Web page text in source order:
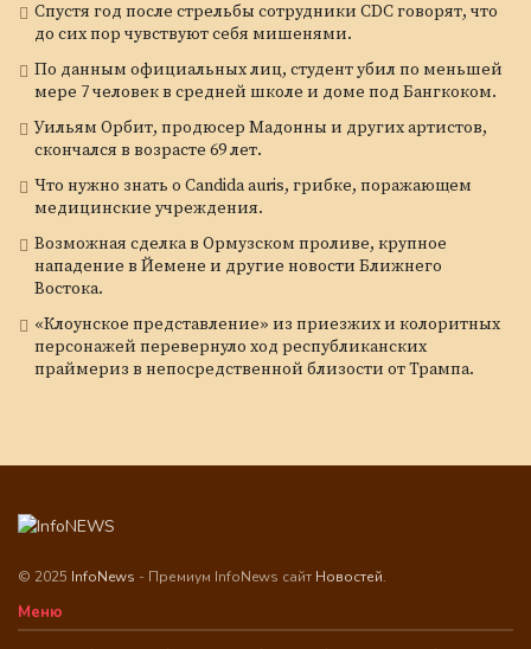
Спустя год после стрельбы сотрудники CDC говорят, что
до сих пор чувствуют себя мишенями.
По данным официальных лиц, студент убил по меньшей
мере 7 человек в средней школе и доме под Бангкоком.
Уильям Орбит, продюсер Мадонны и других артистов,
скончался в возрасте 69 лет.
Что нужно знать о Candida auris, грибке, поражающем
медицинские учреждения.
Возможная сделка в Ормузском проливе, крупное
нападение в Йемене и другие новости Ближнего
Востока.
«Клоунское представление» из приезжих и колоритных
персонажей перевернуло ход республиканских
праймериз в непосредственной близости от Трампа.
© 2025 InfoNews - Премиум InfoNews сайт Новостей.
Меню